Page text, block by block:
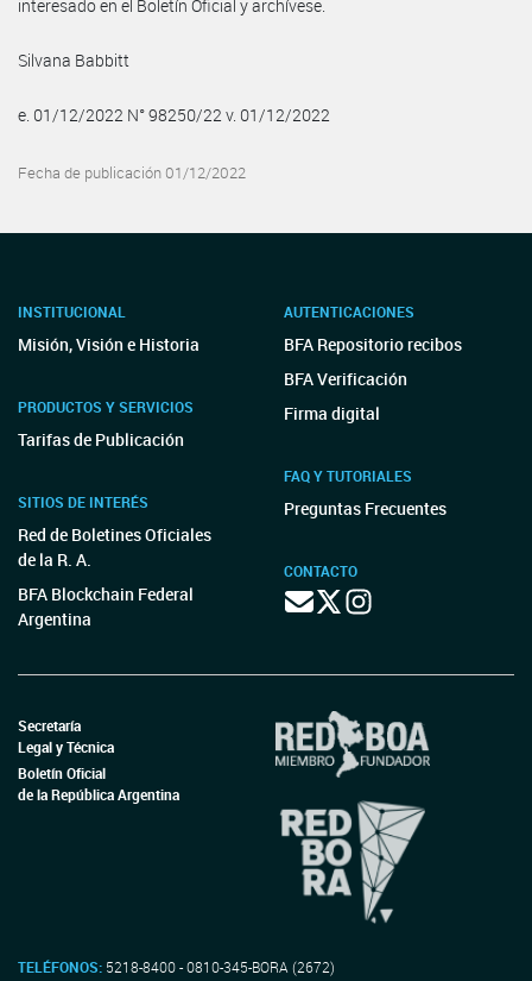
interesado en el Boletín Oficial y archívese.
Silvana Babbitt
e. 01/12/2022 N° 98250/22 v. 01/12/2022
Fecha de publicación 01/12/2022
INSTITUCIONAL
Misión, Visión e Historia
PRODUCTOS Y SERVICIOS
Tarifas de Publicación
SITIOS DE INTERÉS
Red de Boletines Oficiales
de la R. A.
BFA Blockchain Federal
Argentina
AUTENTICACIONES
BFA Repositorio recibos
BFA Verificación
Firma digital
FAQ Y TUTORIALES
Preguntas Frecuentes
CONTACTO
Secretaría
Legal y Técnica
Boletín Oficial
de la República Argentina
TELÉFONOS: 5218-8400 - 0810-345-BORA (2672)